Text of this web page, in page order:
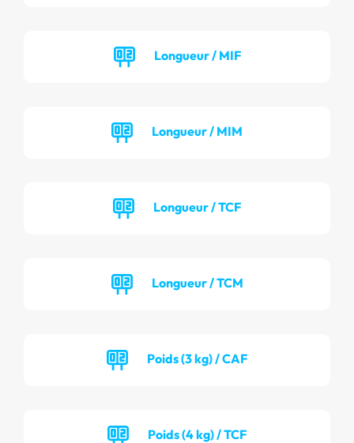
Longueur / MIF
Longueur / MIM
Longueur / TCF
Longueur / TCM
Poids (3 kg) / CAF
Poids (4 kg) / TCF